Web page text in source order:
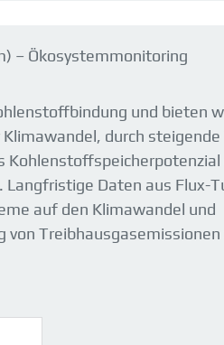
– Ökosystemmonitoring
und bieten
durch
Kohlenstoffspeicherpotenzial
Daten aus Flux-
auf den Klimawandel und